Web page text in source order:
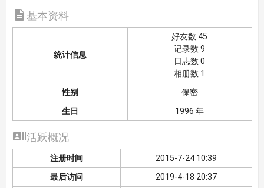
 基本资料
统计信息
好友数 45
记录数 9
日志数 0
相册数 1
性别
保密
生日
1996 年
活跃概况
注册时间
2015-7-24 10:39
最后访问
2019-4-18 20:37